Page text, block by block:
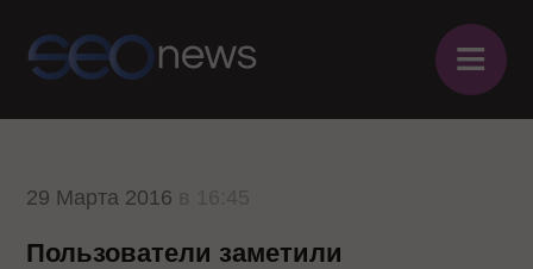
≡
29 Марта 2016
Пользователи заметили